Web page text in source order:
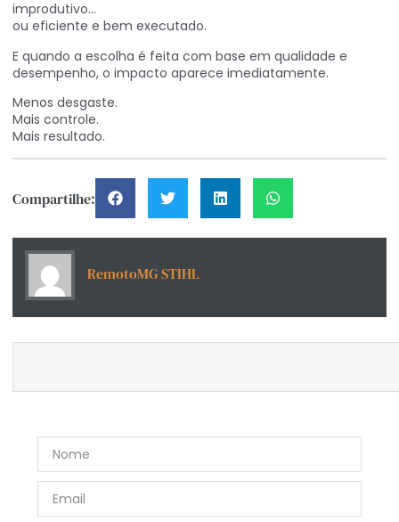
improdutivo…
ou eficiente e bem executado.
E quando a escolha é feita com base em qualidade e
desempenho, o impacto aparece imediatamente.
Menos desgaste.
Mais controle.
Mais resultado.
Compartilhe:
RemotoMG STIHL